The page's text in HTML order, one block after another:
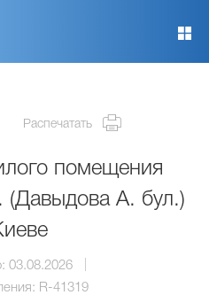
Распечатать
помещения
А. бул.)
03.08.2026
R-41319